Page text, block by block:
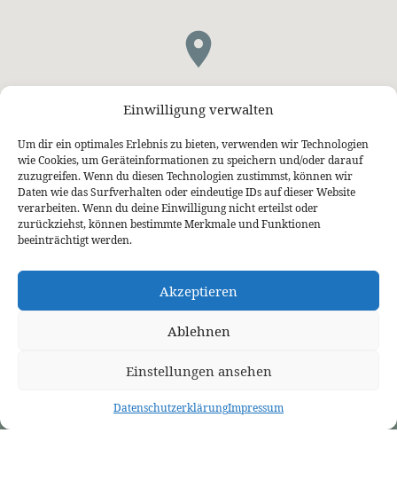
Einwilligung verwalten
Um dir ein optimales Erlebnis zu bieten, verwenden wir Technologien
wie Cookies, um Geräteinformationen zu speichern und/oder darauf
zuzugreifen. Wenn du diesen Technologien zustimmst, können wir
Daten wie das Surfverhalten oder eindeutige IDs auf dieser Website
verarbeiten. Wenn du deine Einwilligung nicht erteilst oder
zurückziehst, können bestimmte Merkmale und Funktionen
beeinträchtigt werden.
Akzeptieren
Ablehnen
Einstellungen ansehen
DatenschutzerklärungImpressum
ÜBER UNS
Wer wir sind
Unser Glaube
Kontakt
PREDIGTEN
Predigtthemen
Predigtreihen
Predigtbücher
VERANSTALTUNGEN
Kalender
Sommerfreizeit
Bekennende Evangelisch-Reformierte Gemeinde Nordhorn
Akademie für Reformatorische Theologie